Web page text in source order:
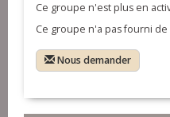
Ce groupe n'est plus en
Ce groupe n'a pas fourni de
Nous demander